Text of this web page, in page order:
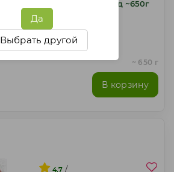
Да
Выбрать другой
оболочке полиамид ~650г
Артикул: 00002118
~ 650 г
В корзину
4.7 /